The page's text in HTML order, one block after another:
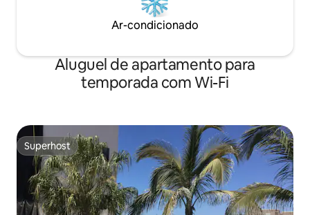
Ar-condicionado
Aluguel de apartamento para
temporada com Wi-Fi
Superhost
Superhost